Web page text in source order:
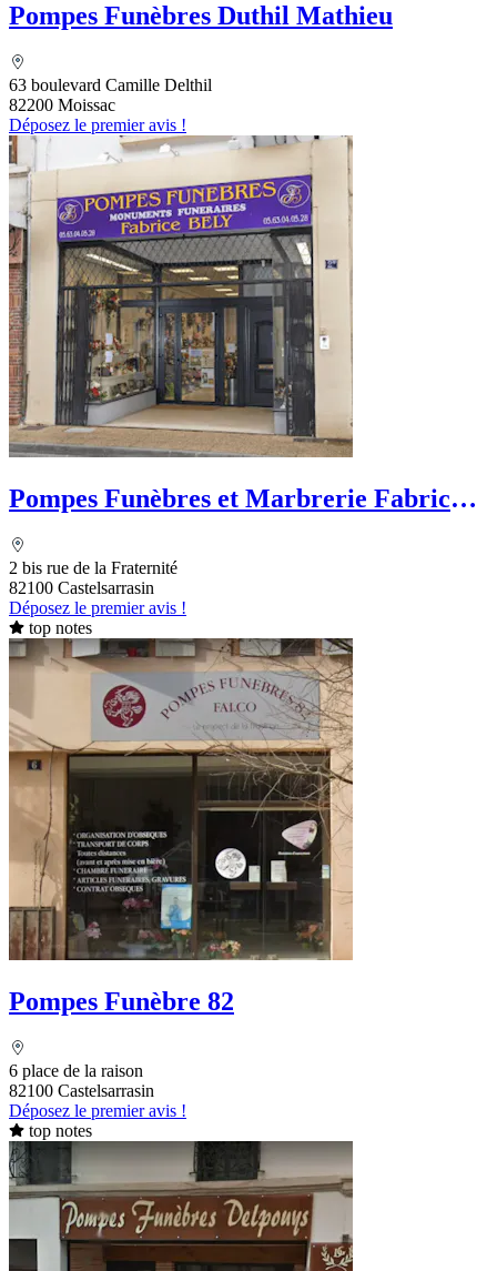
Pompes Funèbres Duthil Mathieu
63 boulevard Camille Delthil
82200 Moissac
Déposez le premier avis !
Pompes Funèbres et Marbrerie Fabrice
2 bis rue de la Fraternité
82100 Castelsarrasin
Déposez le premier avis !
top notes
Pompes Funèbre 82
6 place de la raison
82100 Castelsarrasin
Déposez le premier avis !
top notes